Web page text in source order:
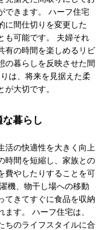
できます。 ハーフ住宅
に間仕切りを変更した
も可能です。 夫婦それ
有の時間を楽しめるリビ
の暮らしを反映させた間
は、将来を見据えた柔
大切です。
暮らし
活の快適性を大きく向上
時間を短縮し、家族との
費やしたりすることを可
機、物干し場への移動
てきてすぐに食品を収納
す。 ハーフ住宅は、
ちのライフスタイルに合